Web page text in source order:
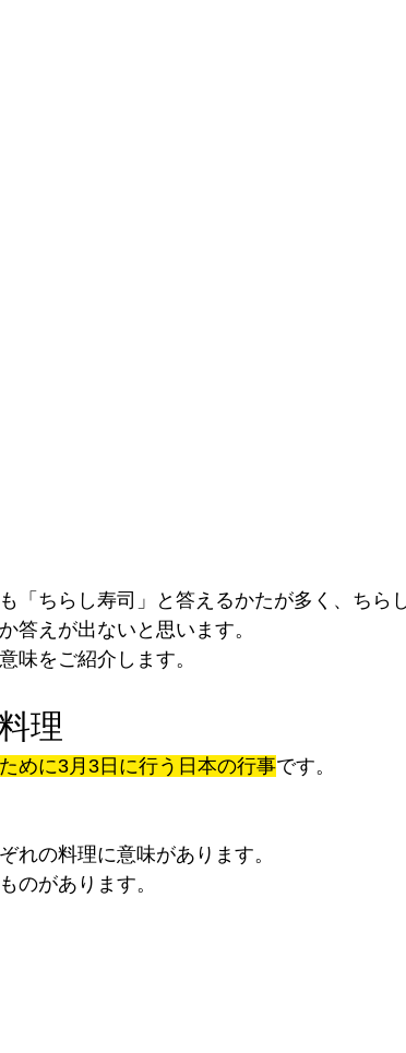
「ちらし寿司」と答えるかたが多く、ちら
答えが出ないと思います。
味をご紹介します。
理
めに3月3日に行う日本の行事です。
れの料理に意味があります。
のがあります。